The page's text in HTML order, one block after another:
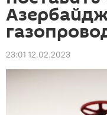
23:01 12.02.2023